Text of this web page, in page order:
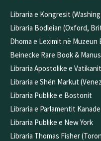
Libraria e Kongresit
Libraria Bodleian (Oxford,
Dhoma e Leximit në Muzeun
Beinecke Rare Book &
Libraria Apostolike e Vatikanit
Libraria e Shën Markut
Libraria Publike e Bostonit
Libraria e Parlamentit
Libraria Publike e New York
Libraria Thomas Fisher